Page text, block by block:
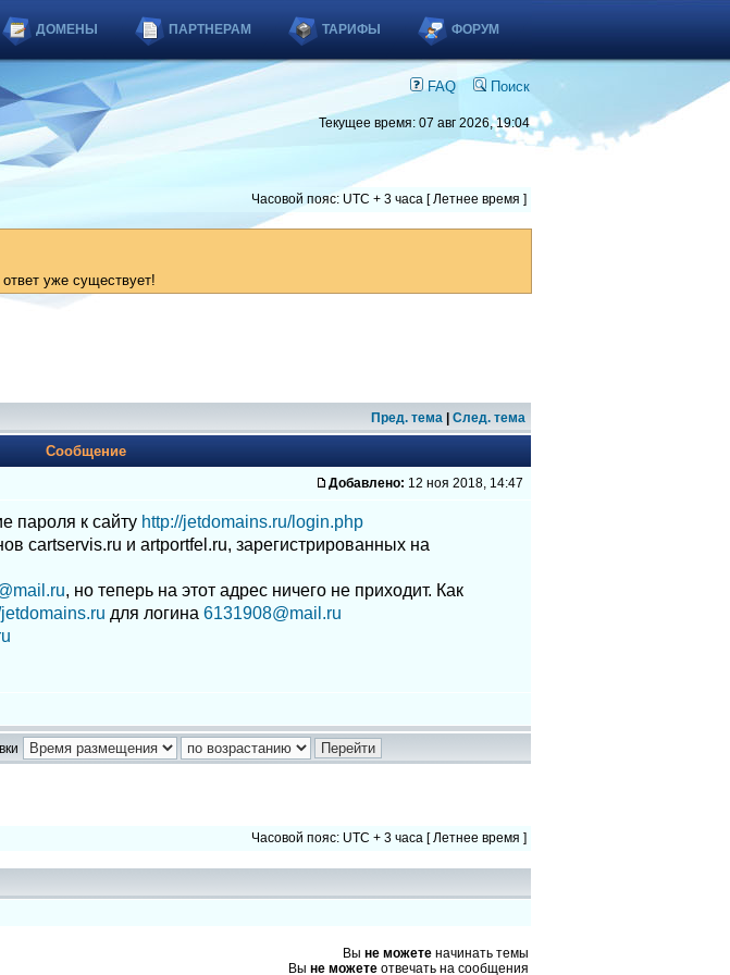
ДОМЕНЫ ПАРТНЕРАМ ТАРИФЫ ФОРУМ
FAQ Поиск
Текущее время: 07 авг 2026, 19:04
Часовой пояс: UTC + 3 часа [ Летнее время ]
уже существует!
Пред. тема След. тема
Сообщение
Добавлено: 12 ноя 2018, 14:47
пароля к сайту http://jetdomains.ru/login.php
cartservis.ru и artportfel.ru, зарегистрированных на
, но теперь на этот адрес ничего не приходит. Как
jetdomains.ru для логина 6131908@mail.ru
Часовой пояс: UTC + 3 часа [ Летнее время ]
Вы не можете начинать темы
Вы не можете отвечать на сообщения